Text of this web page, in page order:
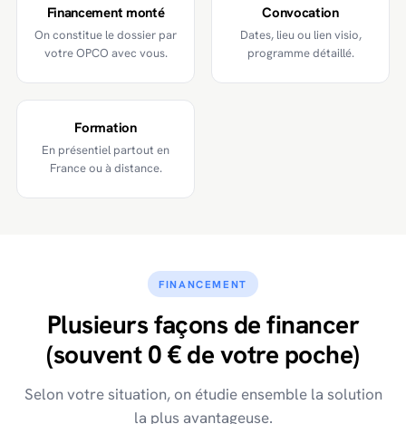
Financement monté
On constitue le dossier par
votre OPCO avec vous.
Convocation
Dates, lieu ou lien visio,
programme détaillé.
Formation
En présentiel partout en
France ou à distance.
FINANCEMENT
Plusieurs façons de financer
(souvent 0 € de votre poche)
Selon votre situation, on étudie ensemble la solution
la plus avantageuse.